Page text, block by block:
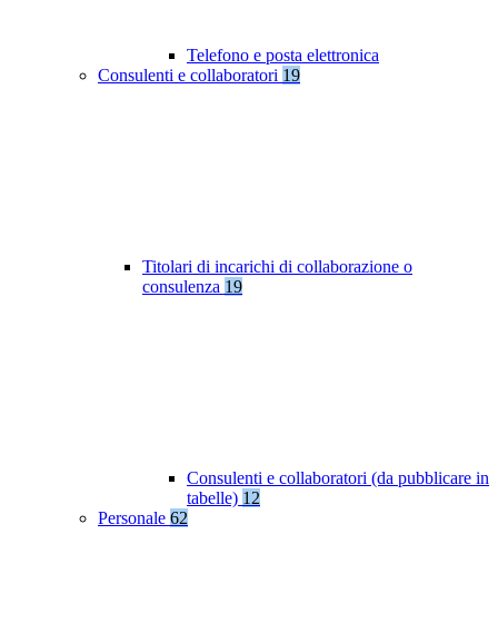
Telefono e posta elettronica
Consulenti e collaboratori 19
Titolari di incarichi di collaborazione o
consulenza 19
Consulenti e collaboratori (da pubblicare in
tabelle) 12
Personale 62